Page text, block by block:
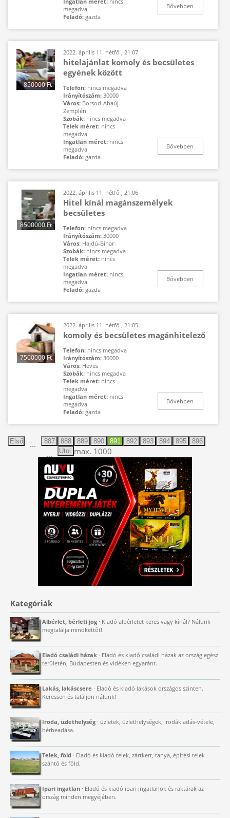
megadva
Feladó: gazda
Bővebben
850000 Ft
2022. április 11. hétfő , 21:07
hitelajánlat komoly és becsületes
egyének között
Telefon: nincs megadva
Irányítószám: 30000
Város: Borsod-Abaúj-
Zemplén
Szobák: nincs megadva
Telek méret: nincs
megadva
Ingatlan méret: nincs
megadva
Feladó: gazda
Bővebben
8500000 Ft
2022. április 11. hétfő , 21:06
Hitel kínál magánszemélyek
becsületes
Telefon: nincs megadva
Irányítószám: 30000
Város: Hajdú-Bihar
Szobák: nincs megadva
Telek méret: nincs
megadva
Ingatlan méret: nincs
megadva
Feladó: gazda
Bővebben
7500000 Ft
2022. április 11. hétfő , 21:05
komoly és becsületes magánhitelező
Telefon: nincs megadva
Irányítószám: 30000
Város: Heves
Szobák: nincs megadva
Telek méret: nincs
megadva
Ingatlan méret: nincs
megadva
Feladó: gazda
Bővebben
Első ... 887 888 889 890 891 892 893 894 895 896
... max. 1000
Utol.
Kategóriák
Albérlet, bérleti jog · Kiadó albérletet keres vagy kínál? Nálunk
megtalálja mindkettõt!
Eladó családi házak · Eladó és kiadó családi házak az ország egész
területén, Budapesten és vidéken egyaránt.
Lakás, lakáscsere · Eladó és kiadó lakások országos szinten.
Keressen és találjon nálunk!
Iroda, üzlethelység · üzletek, üzlethelységek, irodák adás-vétele,
bérbeadása.
Telek, föld · Eladó és kiadó telek, zártkert, tanya, építési telek
szántó és föld.
Ipari ingatlan · Eladó és kiadó ipari ingatlanok és raktárak az
ország minden megyéjében.